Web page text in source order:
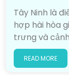
Tây Ninh là
hợp hài hòa
trưng và
READ MORE